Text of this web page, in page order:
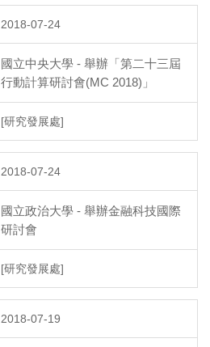
2018-07-24
國立中央大學 - 舉辦「第二十三屆
行動計算研討會(MC 2018)」
[研究發展處]
2018-07-24
國立政治大學 - 舉辦金融科技國際
研討會
[研究發展處]
2018-07-19